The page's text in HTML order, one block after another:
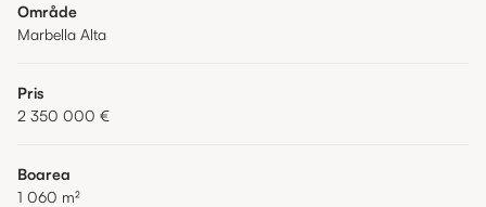
Område
Marbella Alta
Pris
2 350 000 €
Boarea
1 060 m²